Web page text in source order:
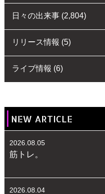
日々の出来事(2,804)
リリース情報 (5)
ライブ情報 (6)
NEW ARTICLE
2026.08.05
筋トレ。
2026.08.04